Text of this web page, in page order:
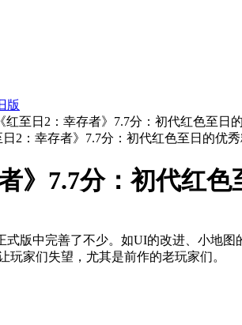
版
红至日2：幸存者》7.7分：初代红色至日
2：幸存者》7.7分：初代红色至日的优
》7.7分：初代红
式版中完善了不少。如UI的改进、小地
家们失望，尤其是前作的老玩家们。